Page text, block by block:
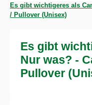
Es gibt wichtigeres als
/ Pullover (Unisex)
Es gibt
Nur was? -
Pullover